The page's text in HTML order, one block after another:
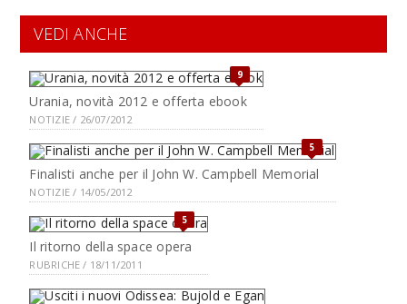
VEDI ANCHE
9
Urania, novità 2012 e offerta ebook
NOTIZIE / 26/07/2012
5
Finalisti anche per il John W. Campbell Memorial
NOTIZIE / 14/05/2012
5
Il ritorno della space opera
RUBRICHE / 18/11/2011